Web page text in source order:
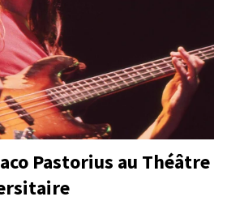
Pastorius au Théâtre